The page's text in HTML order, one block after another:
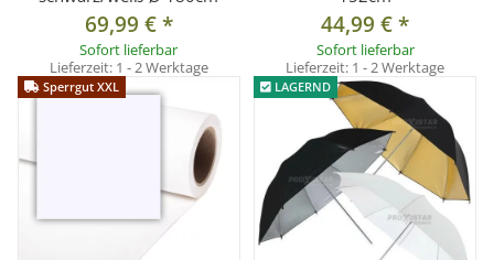
69,99 €*
Sofort lieferbar
Lieferzeit: 1 - 2 Werktage
44,99 €*
Sofort lieferbar
Lieferzeit: 1 - 2 Werktage
Sperrgut XXL LAGERND